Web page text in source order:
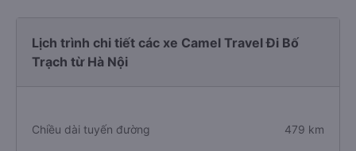
Lịch trình chi tiết các xe Camel Travel Đi Bố
Trạch từ Hà Nội
Chiều dài tuyến đường 479 km